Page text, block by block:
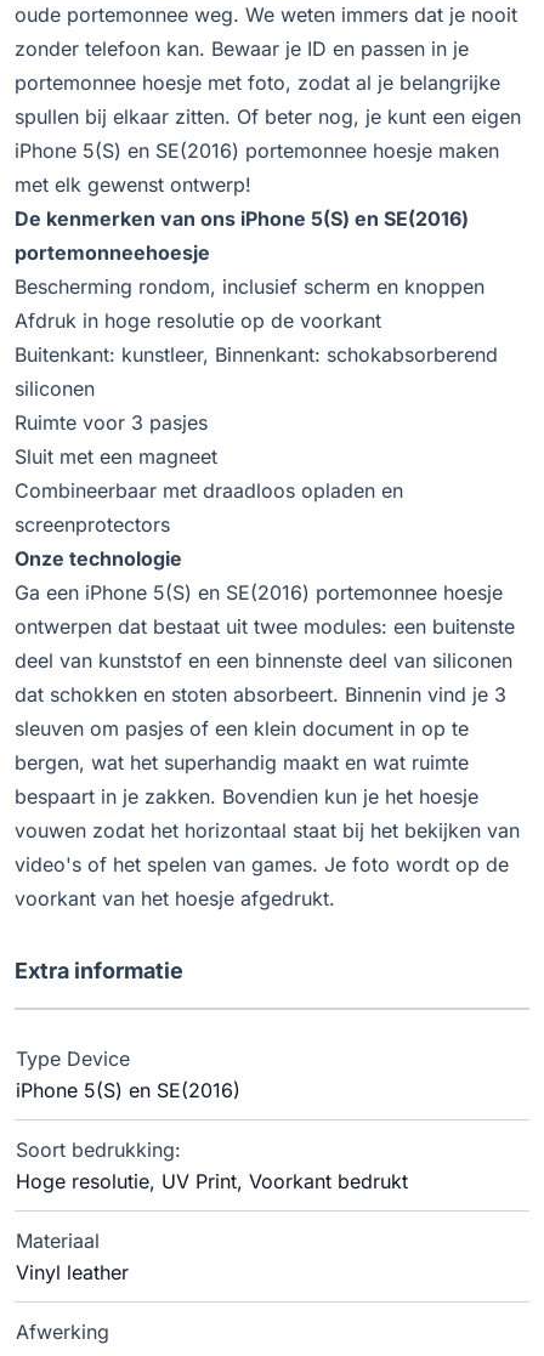
oude portemonnee weg. We weten immers dat je nooit
zonder telefoon kan. Bewaar je ID en passen in je
portemonnee hoesje met foto, zodat al je belangrijke
spullen bij elkaar zitten. Of beter nog, je kunt een eigen
iPhone 5(S) en SE(2016) portemonnee hoesje maken
met elk gewenst ontwerp!
De kenmerken van ons iPhone 5(S) en SE(2016)
portemonneehoesje
Bescherming rondom, inclusief scherm en knoppen
Afdruk in hoge resolutie op de voorkant
Buitenkant: kunstleer, Binnenkant: schokabsorberend
siliconen
Ruimte voor 3 pasjes
Sluit met een magneet
Combineerbaar met draadloos opladen en
screenprotectors
Onze technologie
Ga een iPhone 5(S) en SE(2016) portemonnee hoesje
ontwerpen dat bestaat uit twee modules: een buitenste
deel van kunststof en een binnenste deel van siliconen
dat schokken en stoten absorbeert. Binnenin vind je 3
sleuven om pasjes of een klein document in op te
bergen, wat het superhandig maakt en wat ruimte
bespaart in je zakken. Bovendien kun je het hoesje
vouwen zodat het horizontaal staat bij het bekijken van
video's of het spelen van games. Je foto wordt op de
voorkant van het hoesje afgedrukt.
Extra informatie
Type Device
iPhone 5(S) en SE(2016)
Soort bedrukking:
Hoge resolutie, UV Print, Voorkant bedrukt
Materiaal
Vinyl leather
Afwerking